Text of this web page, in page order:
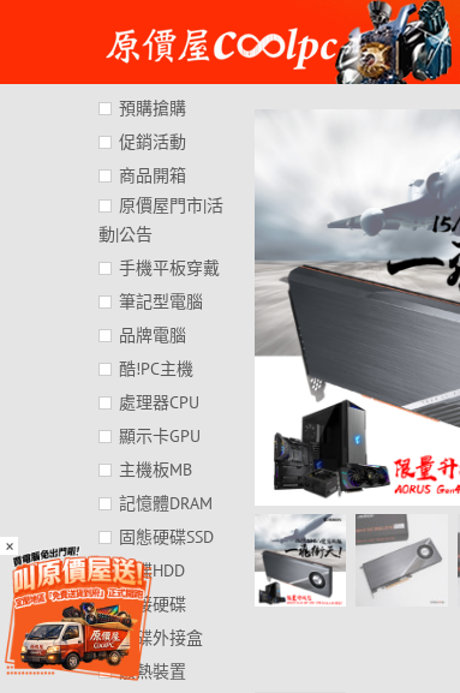
×
content
預購搶購
促銷活動
商品開箱
原價屋門市|活
動|公告
手機平板穿戴
筆記型電腦
品牌電腦
酷!PC主機
處理器CPU
顯示卡GPU
主機板MB
記憶體DRAM
固態硬碟SSD
硬碟HDD
外接硬碟
硬碟外接盒
散熱裝置